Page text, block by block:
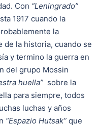
Con “Leningrado”
1917 cuando la
la
la historia, cuando se
y termino la guerra en
del grupo Mossin
huella” sobre la
para siempre, todos
luchas y años
“Espazio Hutsak” que